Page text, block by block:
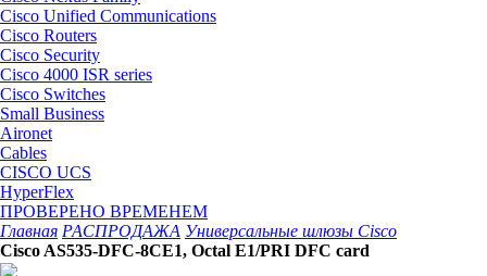
Cisco Unified Communications
Cisco Routers
Cisco Security
Cisco 4000 ISR series
Cisco Switches
Small Business
Aironet
Cables
CISCO UCS
HyperFlex
ПРОВЕРЕНО ВРЕМЕНЕМ
Главная РАСПРОДАЖА Универсальные шлюзы Cisco
Cisco AS535-DFC-8CE1, Octal E1/PRI DFC card